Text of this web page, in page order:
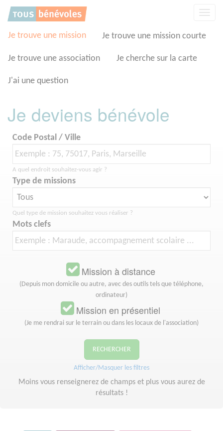
Je trouve une mission Je trouve une mission courte
Je trouve une association Je cherche sur la carte
J'ai une question
Je deviens bénévole
Code Postal / Ville
A quel endroit souhaitez-vous agir ?
Type de missions
Quel type de mission souhaitez vous réaliser ?
Mots clefs
Mission à distance
(Depuis mon domicile ou autre, avec des outils tels que téléphone,
ordinateur)
Mission en présentiel
(Je me rendrai sur le terrain ou dans les locaux de l'association)
RECHERCHER
Afficher/Masquer les filtres
Moins vous renseignerez de champs et plus vous aurez de
résultats !
Panneau de gestion des cookies